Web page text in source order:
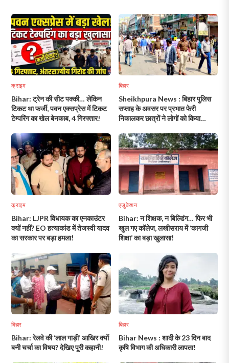
क्राइम
Bihar: ट्रेन की सीट पक्की… लेकिन
टिकट था फर्जी, पवन एक्सप्रेस में टिकट
टेम्परिंग का खेल बेनकाब, 4 गिरफ्तार!
बिहार
Sheikhpura News : बिहार पुलिस
सप्ताह के अवसर पर प्रभात फेरी
निकालकर छात्रों ने लोगों को किया
क्राइम
Bihar: LJPR विधायक का एनकाउंटर
क्यों नहीं? EO हत्याकांड में तेजस्वी यादव
का सरकार पर बड़ा हमला!
एजुकेशन
Bihar: न शिक्षक, न बिल्डिंग… फिर भी
खुल गए कॉलेज, लखीसराय में ‘कागजी
शिक्षा’ का बड़ा खुलासा!
बिहार
Bihar: रेलवे की ‘लाल गाड़ी’ आखिर क्यों
बनी चर्चा का विषय? देखिए पूरी कहानी!
बिहार
Bihar News : शादी के 23 दिन बाद
कृषि विभाग की अधिकारी लापता!